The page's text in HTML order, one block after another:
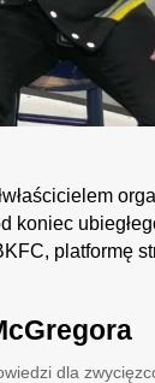
platformę
dla